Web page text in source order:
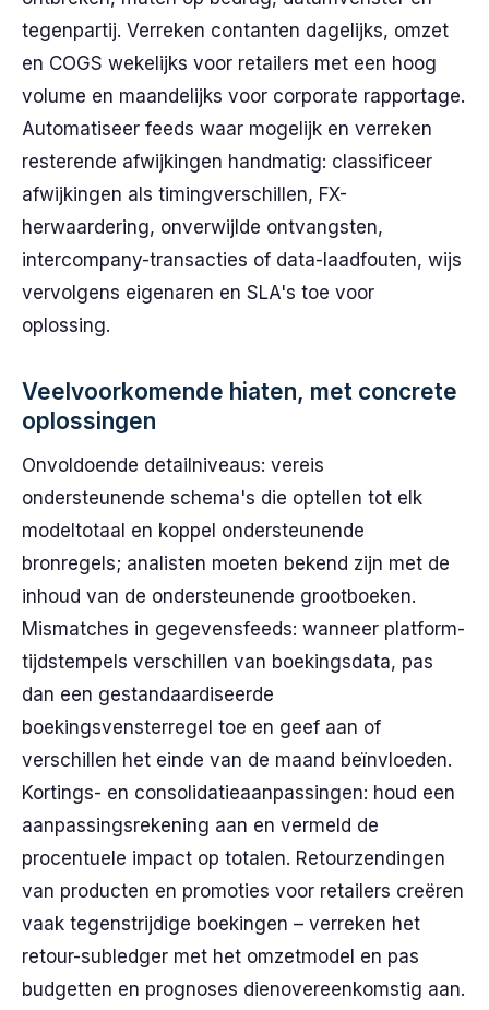
tegenpartij. Verreken contanten dagelijks, omzet
en COGS wekelijks voor retailers met een hoog
volume en maandelijks voor corporate rapportage.
Automatiseer feeds waar mogelijk en verreken
resterende afwijkingen handmatig: classificeer
afwijkingen als timingverschillen, FX-
herwaardering, onverwijlde ontvangsten,
intercompany-transacties of data-laadfouten, wijs
vervolgens eigenaren en SLA's toe voor
oplossing.
Veelvoorkomende hiaten, met concrete
oplossingen
Onvoldoende detailniveaus: vereis
ondersteunende schema's die optellen tot elk
modeltotaal en koppel ondersteunende
bronregels; analisten moeten bekend zijn met de
inhoud van de ondersteunende grootboeken.
Mismatches in gegevensfeeds: wanneer platform-
tijdstempels verschillen van boekingsdata, pas
dan een gestandaardiseerde
boekingsvensterregel toe en geef aan of
verschillen het einde van de maand beïnvloeden.
Kortings- en consolidatieaanpassingen: houd een
aanpassingsrekening aan en vermeld de
procentuele impact op totalen. Retourzendingen
van producten en promoties voor retailers creëren
vaak tegenstrijdige boekingen – verreken het
retour-subledger met het omzetmodel en pas
budgetten en prognoses dienovereenkomstig aan.